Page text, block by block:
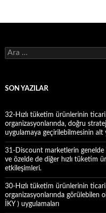
A
r
a
SON YAZILAR
32-Hızlı tüketim ürünlerinin ticari
organizasyonlarında, doğru
uygulamaya geçirilebilmesinin alt
31-Discount marketlerin genelde
ve özelde de diğer hızlı tüketim
etkileşimleri.
30-Hızlı tüketim ürünlerinin ticari
organizasyonlarında görülebilen
İKY ) uygulamaları